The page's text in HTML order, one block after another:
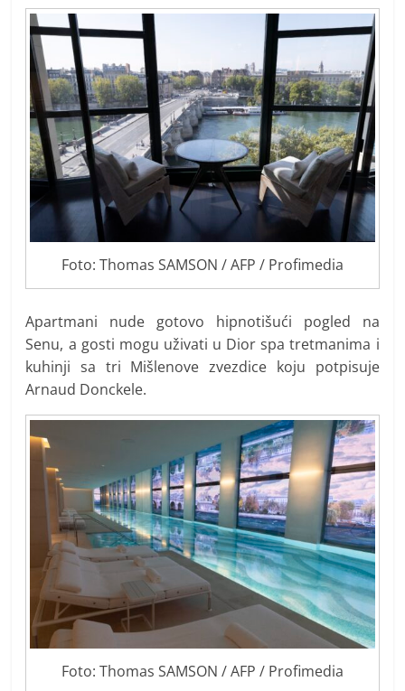
Foto: Thomas SAMSON / AFP / Profimedia
Apartmani nude gotovo hipnotišući pogled na
Senu, a gosti mogu uživati u Dior spa tretmanima i
kuhinji sa tri Mišlenove zvezdice koju potpisuje
Arnaud Donckele.
Foto: Thomas SAMSON / AFP / Profimedia